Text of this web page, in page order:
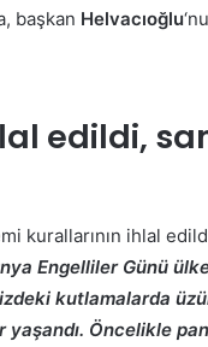
başkan Helvacıoğlu
edildi,
kurallarının ihlal
Engelliler Günü
kutlamalarda
yaşandı. Öncelikle